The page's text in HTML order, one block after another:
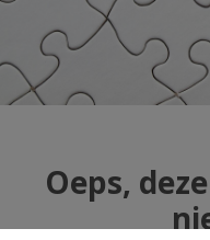
Oeps,